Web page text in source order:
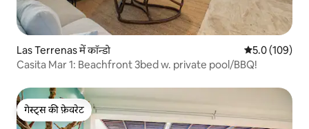
Las Terrenas में कॉन्डो औसत रेटिंग 5 में
5.0 (109)
Casita Mar 1: Beachfront 3bed w. private pool/BBQ!
गेस्ट्स की फ़ेवरेट
गेस्ट्स की फ़ेवरेट